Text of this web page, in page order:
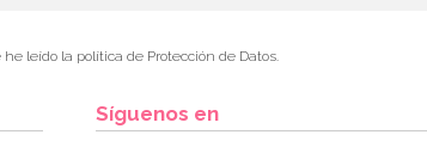
leído la política de Protección de Datos.
Síguenos en